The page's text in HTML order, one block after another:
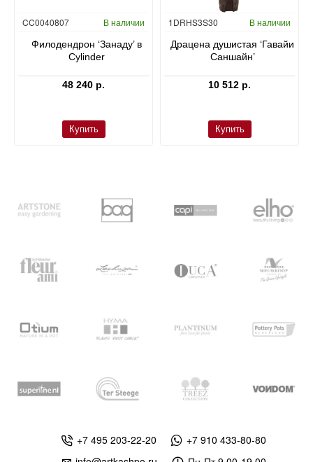
CC0040807 В наличии
Филодендрон ‘Занаду’ в
Cylinder
48 240 р.
Купить
Гидропоника
1DRHS3S30 В наличии
Драцена душистая ‘Гавайи
Саншайн’
10 512 р.
Купить
+7 495 203-22-20
+7 910 433-80-80